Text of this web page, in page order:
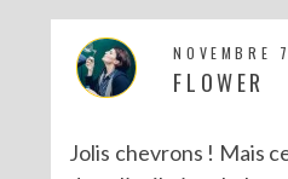
NOVEMBRE
FLOWER
Jolis chevrons ! Mais